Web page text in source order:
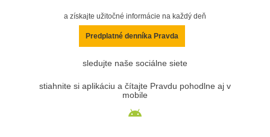
a získajte užitočné informácie na každý deň
Predplatné denníka Pravda
sledujte naše sociálne siete
stiahnite si aplikáciu a čítajte Pravdu pohodlne aj v
mobile